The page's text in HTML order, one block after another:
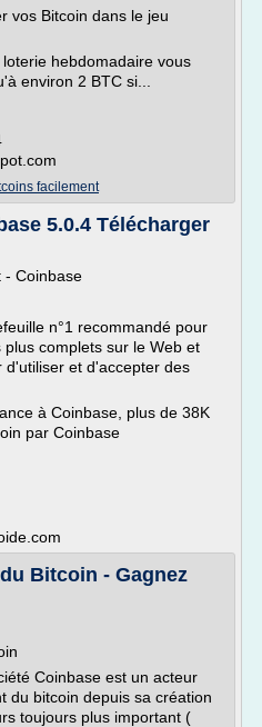
vos Bitcoin dans le jeu
hebdomadaire vous
environ 2 BTC si...
facilement
5.0.4 Télécharger
- Coinbase
n°1 recommandé pour
complets sur le Web et
d'utiliser et d'accepter des
à Coinbase, plus de 38K
par Coinbase
Bitcoin - Gagnez
Coinbase est un acteur
du bitcoin depuis sa création
toujours plus important (